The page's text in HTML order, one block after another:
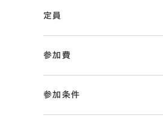
定員
参加費
参加条件